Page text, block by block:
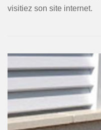
visitiez son site internet.